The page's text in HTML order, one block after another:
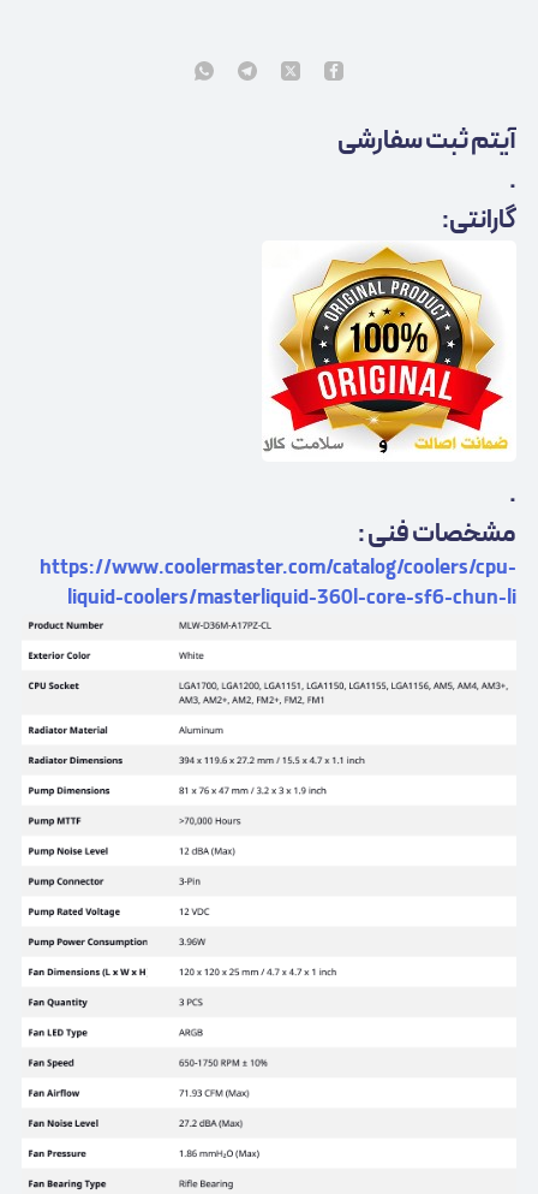
آیتم ثبت سفارشی
.
گارانتی:
.
مشخصات فنی :
https://www.coolermaster.com/catalog/coolers/cpu-
liquid-coolers/masterliquid-360l-core-sf6-chun-li